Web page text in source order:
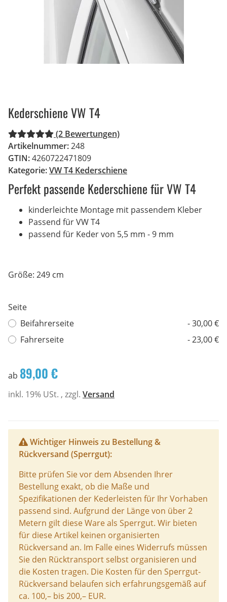
Kederschiene VW T4
(2 Bewertungen)
Artikelnummer:248
GTIN:4260722471809
Kategorie:VW T4 Kederschiene
Perfekt passende Kederschiene für VW T4
kinderleichte Montage mit passendem Kleber
Passend für VW T4
passend für Keder von 5,5 mm - 9 mm
Größe: 249 cm
Seite
Beifahrerseite
- 30,00 €
Fahrerseite
- 23,00 €
ab 89,00 €
inkl. 19% USt. , zzgl. Versand
Wichtiger Hinweis zu Bestellung &
Rückversand (Sperrgut):
Bitte prüfen Sie vor dem Absenden Ihrer
Bestellung exakt, ob die Maße und
Spezifikationen der Kederleisten für Ihr Vorhaben
passend sind. Aufgrund der Länge von über 2
Metern gilt diese Ware als Sperrgut. Wir bieten
für diese Artikel keinen organisierten
Rückversand an. Im Falle eines Widerrufs müssen
Sie den Rücktransport selbst organisieren und
die Kosten tragen. Die Kosten für den Sperrgut-
Rückversand belaufen sich erfahrungsgemäß auf
ca. 100,– bis 200,– EUR.